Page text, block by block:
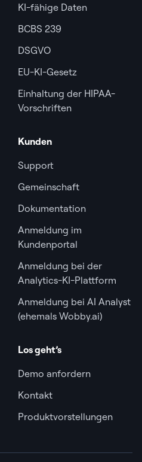
KI-fähige Daten
BCBS 239
DSGVO
EU-KI-Gesetz
Einhaltung der HIPAA-
Vorschriften
Kunden
Support
Gemeinschaft
Dokumentation
Anmeldung im
Kundenportal
Anmeldung bei der
Analytics-KI-Plattform
Anmeldung bei AI Analyst
(ehemals Wobby.ai)
Los geht’s
Demo anfordern
Kontakt
Produktvorstellungen